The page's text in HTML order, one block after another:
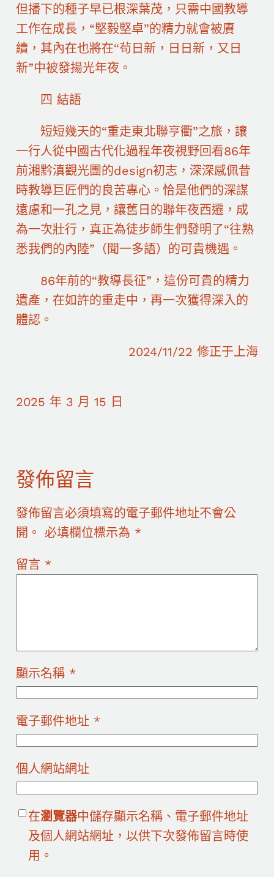
但播下的種子早已根深葉茂，只需中國教導
工作在成長，“堅毅堅卓”的精力就會被賡
續，其內在也將在“茍日新，日日新，又日
新”中被發揚光年夜。
四 結語
短短幾天的“重走東北聯亨衢”之旅，讓
一行人從中國古代化過程年夜視野回看86年
前湘黔滇觀光團的design初志，深深感佩昔
時教導巨匠們的良苦專心。恰是他們的深謀
遠慮和一孔之見，讓舊日的聯年夜西遷，成
為一次壯行，真正為徒步師生們發明了“往熟
悉我們的內陸”（聞一多語）的可貴機遇。
86年前的“教導長征”，這份可貴的精力
遺產，在如許的重走中，再一次獲得深入的
體認。
2024/11/22 修正于上海
2025 年 3 月 15 日
發佈留言
發佈留言必須填寫的電子郵件地址不會公
開。 必填欄位標示為 *
留言 *
顯示名稱 *
電子郵件地址 *
個人網站網址
在瀏覽器中儲存顯示名稱、電子郵件地址
及個人網站網址，以供下次發佈留言時使
用。